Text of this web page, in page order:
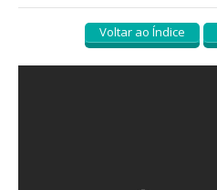
Voltar ao Índice